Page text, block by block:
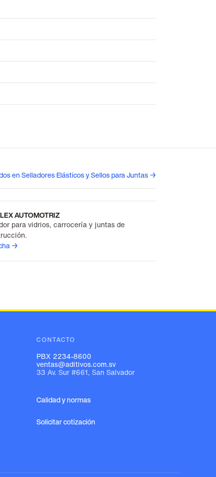
en Selladores Elásticos y Sellos para Juntas →
AUTOMOTRIZ
para vidrios, carrocería y juntas de
→
CONTACTO
PBX 2234-8600
ventas@aditivos.com.sv
33 Av. Sur #661, San Salvador
Calidad y normas
Solicitar cotización